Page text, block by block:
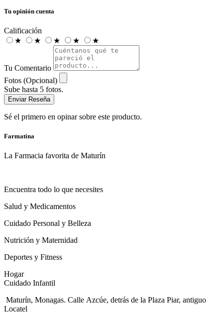
Tu opinión cuenta
Calificación
★
★ ★ ★ ★
Tu Comentario
Fotos (Opcional)
Sube hasta 5 fotos.
Enviar Reseña
Sé el primero en opinar sobre este producto.
Farmatina
La Farmacia favorita de Maturín
Encuentra todo lo que necesites
Salud y Medicamentos
Cuidado Personal y Belleza
Nutrición y Maternidad
Deportes y Fitness
Hogar
Cuidado Infantil
Maturín, Monagas. Calle Azcúe, detrás de la Plaza Piar, antiguo
Locatel